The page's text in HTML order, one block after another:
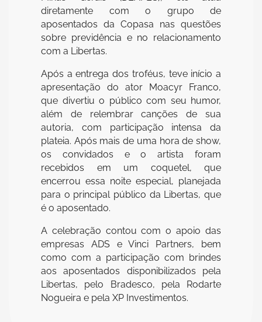
diretamente com o grupo de
aposentados da Copasa nas questões
sobre previdência e no relacionamento
com a Libertas.
Após a entrega dos troféus, teve início a
apresentação do ator Moacyr Franco,
que divertiu o público com seu humor,
além de relembrar canções de sua
autoria, com participação intensa da
plateia. Após mais de uma hora de show,
os convidados e o artista foram
recebidos em um coquetel, que
encerrou essa noite especial, planejada
para o principal público da Libertas, que
é o aposentado.
A celebração contou com o apoio das
empresas ADS e Vinci Partners, bem
como com a participação com brindes
aos aposentados disponibilizados pela
Libertas, pelo Bradesco, pela Rodarte
Nogueira e pela XP Investimentos.